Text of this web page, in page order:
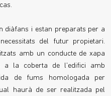
diàfans i estan preparats per a
del futur propietari.
amb un conducte de xapa
a la coberta de l'edifici amb
de fums homologada per
haurà de ser realitzada pel